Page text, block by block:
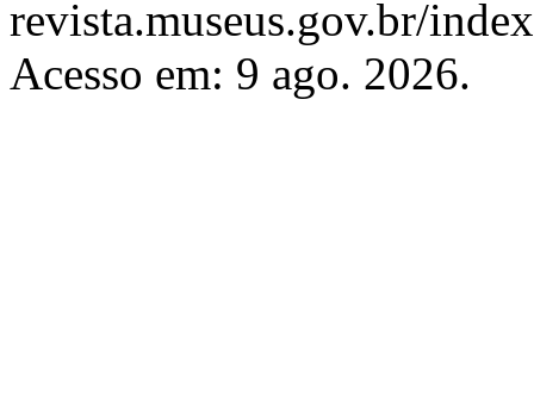
revista.museus.gov.br/
Acesso em: 9 ago. 2026.